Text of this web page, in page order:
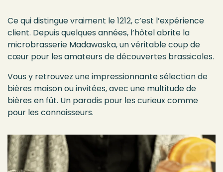
Ce qui distingue vraiment le 1212, c’est l’expérience
client. Depuis quelques années, l’hôtel abrite la
microbrasserie Madawaska, un véritable coup de
cœur pour les amateurs de découvertes brassicoles.
Vous y retrouvez une impressionnante sélection de
bières maison ou invitées, avec une multitude de
bières en fût. Un paradis pour les curieux comme
pour les connaisseurs.